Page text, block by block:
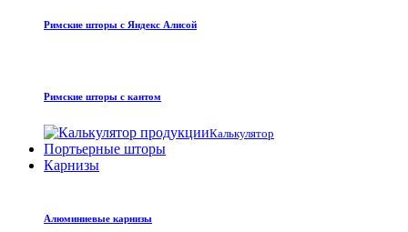
Римские шторы с Яндекс Алисой
Римские шторы с кантом
Калькулятор
Портьерные шторы
Карнизы
Алюминиевые карнизы